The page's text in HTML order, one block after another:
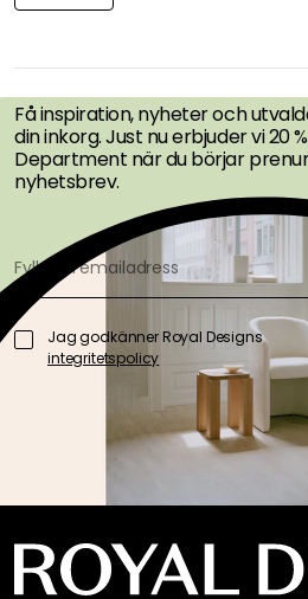
FÅ
Få inspiration, nyheter och
din inkorg. Just nu erbjuder vi 20
Department när du börjar
nyhetsbrev.
Jag godkänner Royal Designs
integritetspolicy